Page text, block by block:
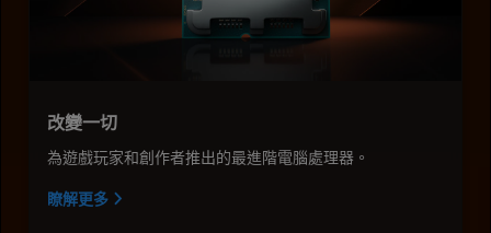
改變一切
為遊戲玩家和創作者推出的最進階電腦處理器。
瞭解更多